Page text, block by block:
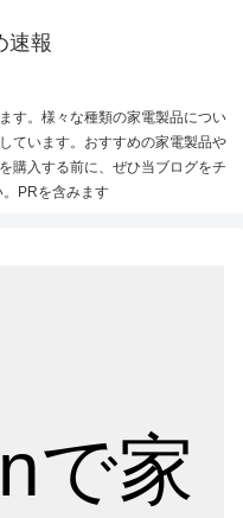
速報
す。様々な種類の家電製品につい
ています。おすすめの家電製品や
購入する前に、ぜひ当ブログをチ
PRを含みます
で家